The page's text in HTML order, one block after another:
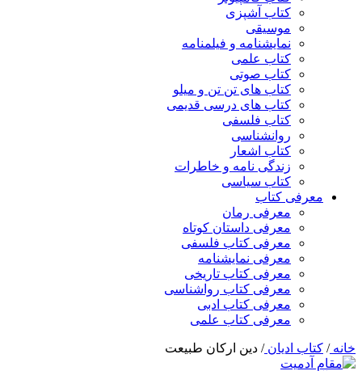
کتاب آشپزی
موسیقی
نمایشنامه و فیلمنامه
کتاب علمی
کتاب صوتی
کتاب های تن تن و میلو
کتاب های درسی قدیمی
کتاب فلسفی
روانشناسی
کتاب اشعار
زندگی نامه و خاطرات
کتاب سیاسی
معرفی کتاب
معرفی رمان
معرفی داستان کوتاه
معرفی کتاب فلسفی
معرفی نمایشنامه
معرفی کتاب تاریخی
معرفی کتاب رواشناسی
معرفی کتاب ادبی
معرفی کتاب علمی
خانه/ کتاب ادیان/ دین ارکان طبیعت